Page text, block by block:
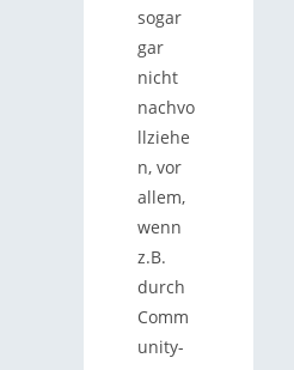
sogar
gar
nicht
nachvo
llziehe
n, vor
allem,
wenn
z.B.
durch
Comm
unity-